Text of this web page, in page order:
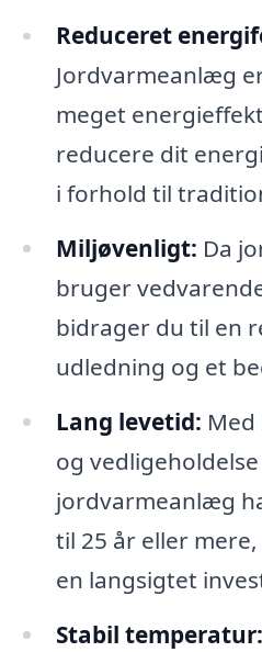
Reduceret
Jordvarmeanlæg
meget
reducere dit
i forhold til
Miljøvenligt: Da
bruger
bidrager du til en
udledning og et
Lang levetid:
og
jordvarmeanlæg
til 25 år eller
en langsigtet
Stabil temperatur: